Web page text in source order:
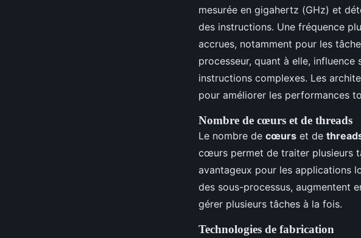
mesurée en gigahertz (GHz) et
des instructions. Une fréquence
accrues, notamment pour les
processeur, quant à elle,
instructions complexes. Les
pour améliorer les performances
Nombre de cœurs et de threads
Le nombre de cœurs et de
cœurs permet de traiter plusieurs
avantageux pour les applications
des sous-processus, augmentent
gérer plusieurs tâches à la fois.
Technologies de fabrication